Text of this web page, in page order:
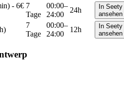
- 6€ 7
Tage
00:00–
24:00
24h
In Seety
ansehen
7
Tage
00:00–
24:00
12h
In Seety
ansehen